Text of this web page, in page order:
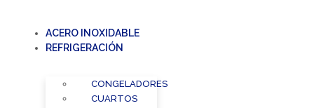
ACERO INOXIDABLE
REFRIGERACIÓN
CONGELADORES
CUARTOS